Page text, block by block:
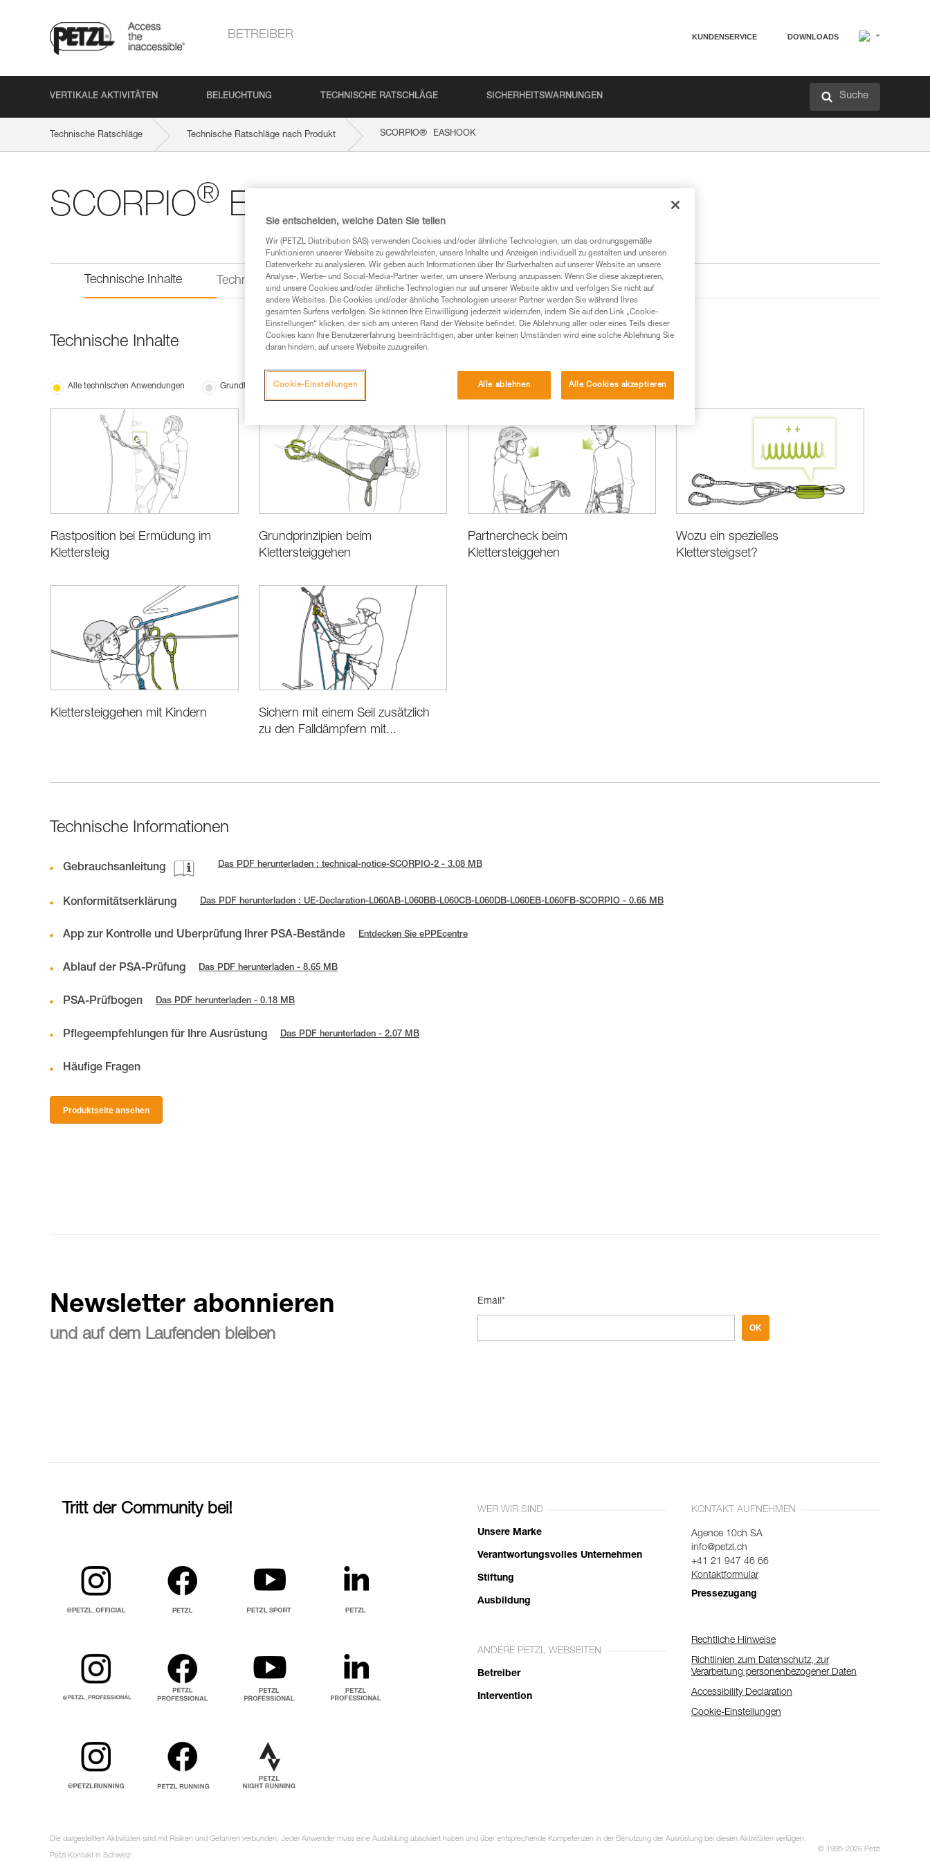
BETREIBER KUNDENSERVICE DOWNLOADS
VERTIKALE AKTIVITÄTEN BELEUCHTUNG TECHNISCHE RATSCHLÄGE SICHERHEITSWARNUNGEN Suche
Technische Ratschläge Technische Ratschläge nach Produkt SCORPIO® EASHOOK
SCORPIO® EASHOOK
Technische Inhalte Technische Informationen
Technische Inhalte
Alle technischen Anwendungen Grundtechniken
Rastposition bei Ermüdung im
Klettersteig
Grundprinzipien beim
Klettersteiggehen
Partnercheck beim
Klettersteiggehen
Wozu ein spezielles
Klettersteigset?
Klettersteiggehen mit Kindern
Sichern mit einem Seil zusätzlich
zu den Falldämpfern mit...
Technische Informationen
Gebrauchsanleitung Das PDF herunterladen : technical-notice-SCORPIO-2 - 3.08 MB
Konformitätserklärung Das PDF herunterladen : UE-Declaration-L060AB-L060BB-L060CB-L060DB-L060EB-L060FB-SCORPIO - 0.65 MB
App zur Kontrolle und Überprüfung Ihrer PSA-Bestände Entdecken Sie ePPEcentre
Ablauf der PSA-Prüfung Das PDF herunterladen - 8.65 MB
PSA-Prüfbogen Das PDF herunterladen - 0.18 MB
Pflegeempfehlungen für Ihre Ausrüstung Das PDF herunterladen - 2.07 MB
Häufige Fragen
Produktseite ansehen
Newsletter abonnieren
und auf dem Laufenden bleiben
Email*
OK
Tritt der Community bei! WER WIR SIND
Unsere Marke
Verantwortungsvolles Unternehmen
Stiftung
Ausbildung
ANDERE PETZL WEBSEITEN
Betreiber
Intervention
KONTAKT AUFNEHMEN
Agence 10ch SA
info@petzl.ch
+41 21 947 46 66
Kontaktformular
Pressezugang
Rechtliche Hinweise
Richtlinien zum Datenschutz, zur
Verarbeitung personenbezogener Daten
Accessibility Declaration
Cookie-Einstellungen
Die dargestellten Aktivitäten sind mit Risiken und Gefahren verbunden. Jeder Anwender muss eine Ausbildung absolviert haben und über entsprechende Kompetenzen in der Benutzung der Ausrüstung bei diesen Aktivitäten verfügen.
Petzl Kontakt in Schweiz
© 1995-2026 Petzl
Sie entscheiden, welche Daten Sie teilen
Wir (PETZL Distribution SAS) verwenden Cookies und/oder ähnliche Technologien, um das ordnungsgemäße
Funktionieren unserer Website zu gewährleisten, unsere Inhalte und Anzeigen individuell zu gestalten und unseren
Datenverkehr zu analysieren. Wir geben auch Informationen über Ihr Surfverhalten auf unserer Website an unsere
Analyse-, Werbe- und Social-Media-Partner weiter, um unsere Werbung anzupassen. Wenn Sie diese akzeptieren,
sind unsere Cookies und/oder ähnliche Technologien nur auf unserer Website aktiv und verfolgen Sie nicht auf
andere Websites. Die Cookies und/oder ähnliche Technologien unserer Partner werden Sie während Ihres
gesamten Surfens verfolgen. Sie können Ihre Einwilligung jederzeit widerrufen, indem Sie auf den Link „Cookie-
Einstellungen“ klicken, der sich am unteren Rand der Website befindet. Die Ablehnung aller oder eines Teils dieser
Cookies kann Ihre Benutzererfahrung beeinträchtigen, aber unter keinen Umständen wird eine solche Ablehnung Sie
daran hindern, auf unsere Website zuzugreifen.
Alle ablehnen Alle Cookies akzeptieren
Cookie-Einstellungen